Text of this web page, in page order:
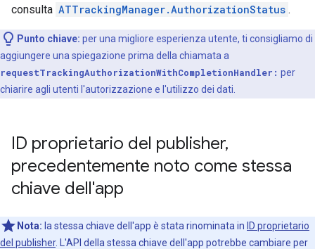
consulta ATTrackingManager.AuthorizationStatus .
Punto chiave: per una migliore esperienza utente, ti consigliamo di
aggiungere una spiegazione prima della chiamata a
requestTrackingAuthorizationWithCompletionHandler: per
chiarire agli utenti l'autorizzazione e l'utilizzo dei dati.
ID proprietario del publisher,
precedentemente noto come stessa
chiave dell'app
Nota: la stessa chiave dell'app è stata rinominata in ID proprietario
del publisher. L'API della stessa chiave dell'app potrebbe cambiare per